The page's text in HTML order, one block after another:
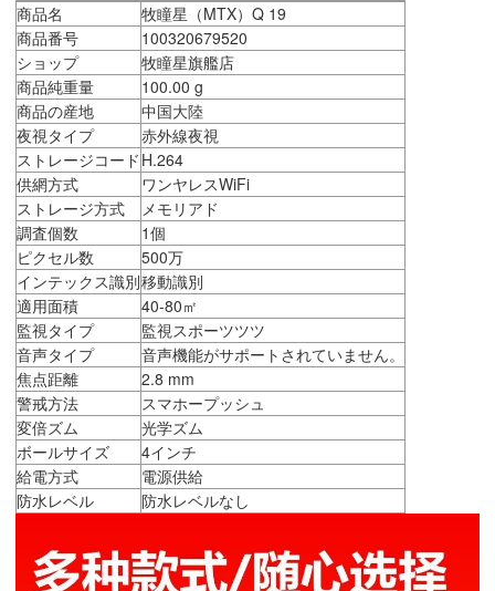
商品名
牧瞳星（MTX）Q 19
商品番号
100320679520
ショップ
牧瞳星旗艦店
商品純重量
100.00 g
商品の産地
中国大陸
夜視タイプ
赤外線夜視
ストレージコード H.264
供網方式
ワンヤレスWiFi
ストレージ方式
メモリアド
調査個数
1個
ピクセル数
500万
インテックス識別移動識別
適用面積
40-80㎡
監視タイプ
監視スポーツツツ
音声タイプ
音声機能がサポートされていません。
焦点距離
2.8 mm
警戒方法
スマホープッシュ
変倍ズム
光学ズム
ボールサイズ
4インチ
給電方式
電源供給
防水レベル
防水レベルなし